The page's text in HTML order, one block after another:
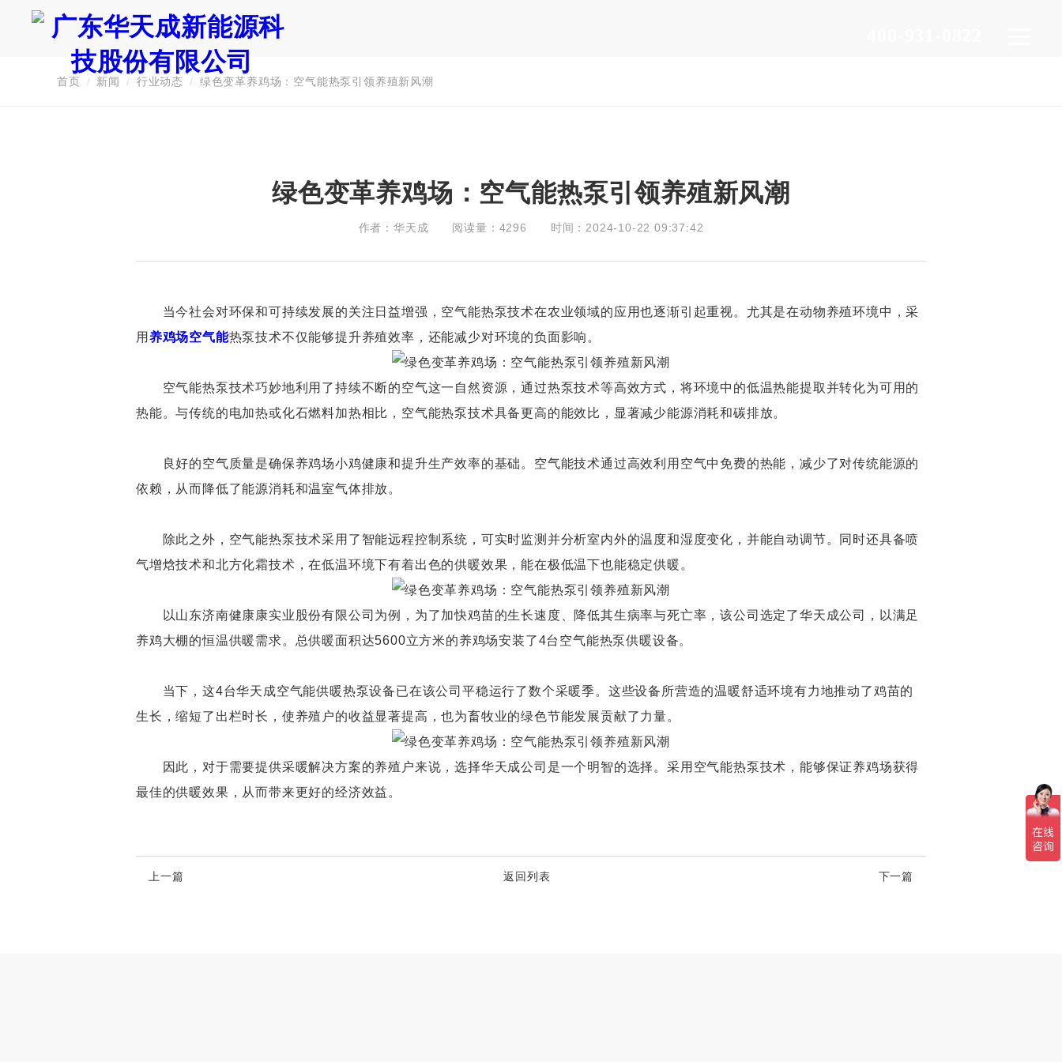
首页 / 新闻 / 行业动态 / 绿色变革养鸡场：空气能热泵引领养殖新风潮
绿色变革养鸡场：空气能热泵引领养殖新风潮
作者：华天成 阅读量：4296 时间：2024-10-22 09:37:42
当今社会对环保和可持续发展的关注日益增强，空气能热泵技术在农业领域的应用也逐渐引起重视。尤其是在动物养殖环境中，采
用 养鸡场空气能热泵技术不仅能够提升养殖效率，还能减少对环境的负面影响。
空气能热泵技术巧妙地利用了持续不断的空气这一自然资源，通过热泵技术等高效方式，将环境中的低温热能提取并转化为可用的
热能。与传统的电加热或化石燃料加热相比，空气能热泵技术具备更高的能效比，显著减少能源消耗和碳排放。
良好的空气质量是确保养鸡场小鸡健康和提升生产效率的基础。空气能技术通过高效利用空气中免费的热能，减少了对传统能源的
依赖，从而降低了能源消耗和温室气体排放。
除此之外，空气能热泵技术采用了智能远程控制系统，可实时监测并分析室内外的温度和湿度变化，并能自动调节。同时还具备喷
气增焓技术和北方化霜技术，在低温环境下有着出色的供暖效果，能在极低温下也能稳定供暖。
以山东济南健康康实业股份有限公司为例，为了加快鸡苗的生长速度、降低其生病率与死亡率，该公司选定了华天成公司，以满足
养鸡大棚的恒温供暖需求。总供暖面积达5600立方米的养鸡场安装了4台空气能热泵供暖设备。
当下，这4台华天成空气能供暖热泵设备已在该公司平稳运行了数个采暖季。这些设备所营造的温暖舒适环境有力地推动了鸡苗的
生长，缩短了出栏时长，使养殖户的收益显著提高，也为畜牧业的绿色节能发展贡献了力量。
因此，对于需要提供采暖解决方案的养殖户来说，选择华天成公司是一个明智的选择。采用空气能热泵技术，能够保证养鸡场获得
最佳的供暖效果，从而带来更好的经济效益。
上一篇 返回列表 下一篇